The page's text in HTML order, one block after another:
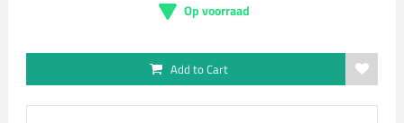
Op voorraad
Add to Cart